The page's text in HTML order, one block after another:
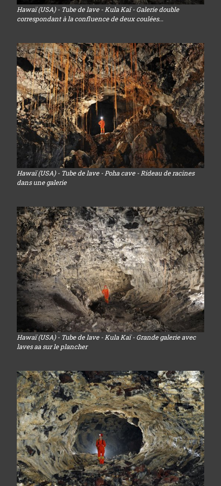
Hawaï (USA) - Tube de lave - Kula Kaï - Galerie double
correspondant à la confluence de deux coulées...
Hawaï (USA) - Tube de lave - Poha cave - Rideau de racines
dans une galerie
Hawaï (USA) - Tube de lave - Kula Kaï - Grande galerie avec
laves aa sur le plancher